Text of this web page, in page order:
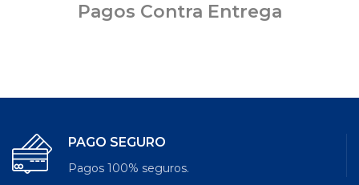
Pagos Contra Entrega
PAGO SEGURO
Pagos 100% seguros.